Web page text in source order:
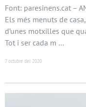
Font: paresinens.cat –
Els més menuts de
d’unes motxilles que
Tot i ser cada m …
7 octubre del 2020